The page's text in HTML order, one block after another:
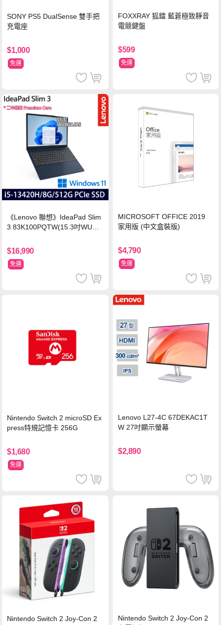
SONY PS5 DualSense 雙手把
充電座
$1,000
免運
FOXXRAY 狐鐳 藍蒼極致靜音
電競鍵盤
$599
免運
《Lenovo 聯想》IdeaPad Slim
3 83K100PQTW(15.3吋WUXG
n11/二年保)
$16,990
免運
MICROSOFT OFFICE 2019
家用版 (中文盒裝版)
$4,790
免運
Nintendo Switch 2 microSD Ex
press特規記憶卡 256G
$1,680
免運
Lenovo L27-4C 67DEKAC1T
W 27吋顯示螢幕
$2,890
Nintendo Switch 2 Joy-Con 2
Nintendo Switch 2 Joy-Con 2